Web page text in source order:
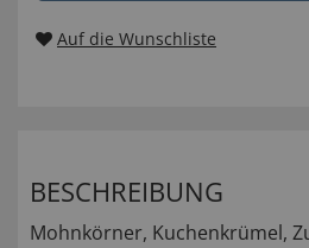
Auf die Wunschliste
BESCHREIBUNG
Mohnkörner, Kuchenkrümel,